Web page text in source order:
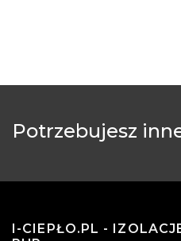
Potrzebujesz
I-CIEPŁO.PL -